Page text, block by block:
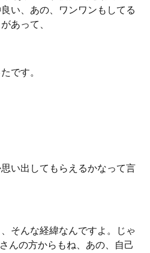
い、あの、ワンワンもしてる
あって、
です。
い出してもらえるかなって言
そんな経緯なんですよ。じゃ
んの方からもね、あの、自己